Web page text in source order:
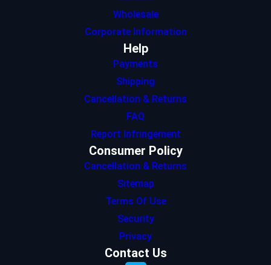
Wholesale
Corporate Information
Help
Payments
Shipping
Cancellation & Returns
FAQ
Report Infringement
Consumer Policy
Cancellation & Returns
Sitemap
Terms Of Use
Security
Privacy
Contact Us